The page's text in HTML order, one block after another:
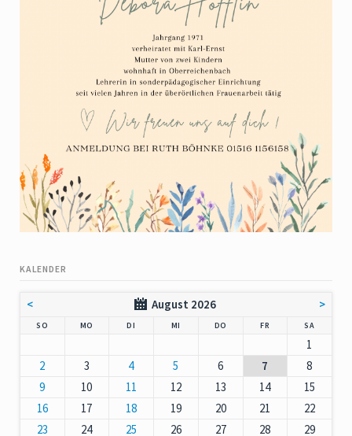
KALENDER
< August 2026 >
SO MO DI MI DO NNERSTAG
FR SAMSTAG
1
2
3 4 5 6 7
8
9
10 11 12 13 14
15
16
17 18 19 20 21
22
23
24 25 26 27 28 29